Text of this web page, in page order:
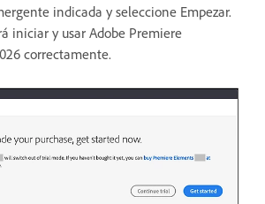
indicada y seleccione Empezar.
iniciar y usar Adobe Premiere
correctamente.